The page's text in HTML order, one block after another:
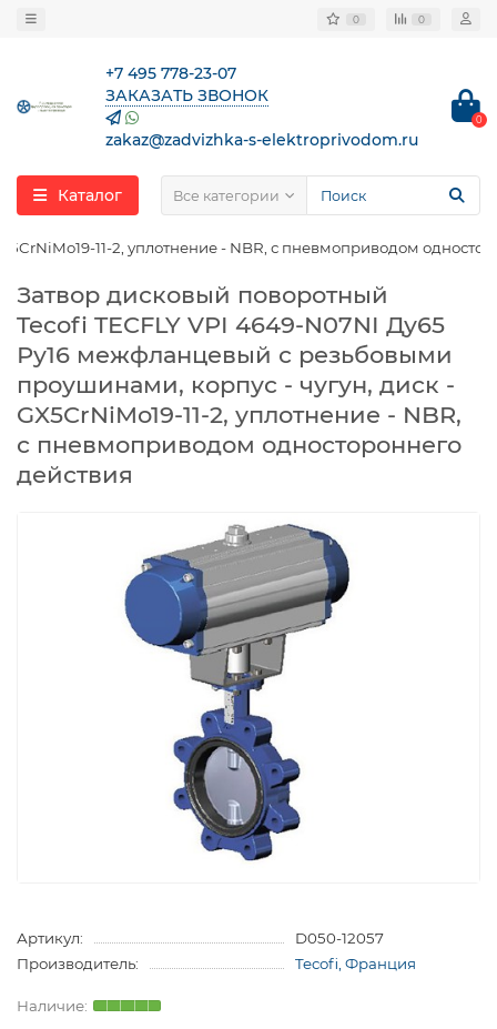
0 0
+7 495 778-23-07
ЗАКАЗАТЬ ЗВОНОК
zakaz@zadvizhka-s-elektroprivodom.ru
0
Каталог Все категории
11-2, уплотнение - NBR, с пневмоприводом
Затвор дисковый поворотный
Tecofi TECFLY VPI 4649-N07NI Ду65
Ру16 межфланцевый с резьбовыми
проушинами, корпус - чугун, диск -
GX5CrNiMo19-11-2, уплотнение - NBR,
с пневмоприводом одностороннего
действия
Артикул:
D050-12057
Производитель:
Tecofi, Франция